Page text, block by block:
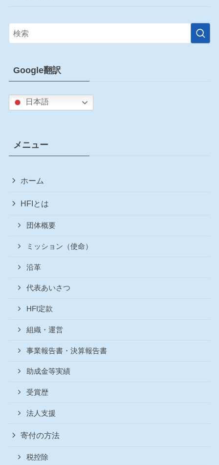
Google翻訳
日本語
メニュー
ホーム
HFIとは
団体概要
ミッション（使命）
沿革
代表あいさつ
HFI定款
組織・運営
事業報告書・決算報告書
助成金等実績
受賞歴
法人支援
寄付の方法
税控除